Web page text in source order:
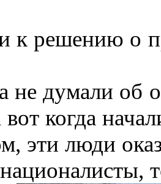
к решению о
не думали об
когда
эти люди
националисты,